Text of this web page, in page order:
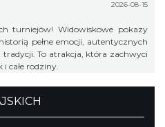
2026-08-15
turniejów! Widowiskowe pokazy
pełne emocji, autentycznych
To atrakcja, która zachwyci
całe rodziny.